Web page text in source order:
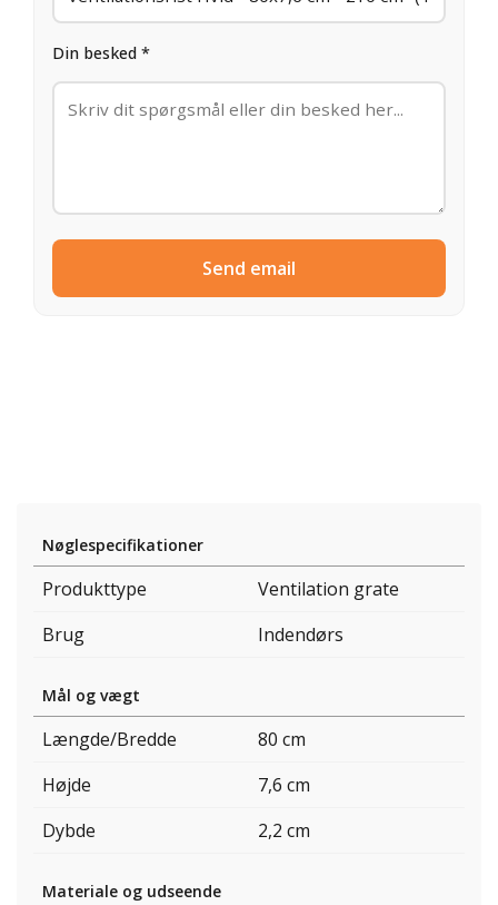
Din besked *
Send email
Nøglespecifikationer
Produkttype
Ventilation grate
Brug
Indendørs
Mål og vægt
Længde/Bredde
80 cm
Højde
7,6 cm
Dybde
2,2 cm
Materiale og udseende